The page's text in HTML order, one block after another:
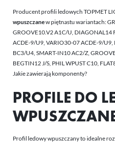
Producent profili ledowych TOPMET
wpuszczanew piętnastu wariantach:
GROOVE10.V2 A1C/U, DIAGONAL14
ACDE-9/U9, VARIO30-07 ACDE-9/
BC3/U4, SMART-IN10 AC2/Z,
BEGTIN12 J/S, PHIL WPUST C10,
Jakie zawierają komponenty?
PROFILE DO
Profil ledowy wpuszczany to idealne